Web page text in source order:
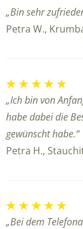
„Bin sehr
Petra W.,
„Ich bin von
habe dabei die
gewünscht habe.“
Petra H.,
„Bei dem